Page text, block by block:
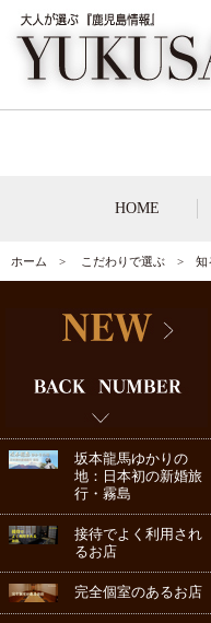
HOME
ホーム > こだわりで選ぶ > 知る
坂本龍馬ゆかりの
地：日本初の新婚旅
行・霧島
接待でよく利用され
るお店
完全個室のあるお店